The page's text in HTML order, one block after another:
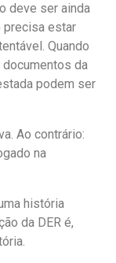
deve ser ainda
precisa estar
Quando
documentos da
podem ser
Ao contrário:
na
história
da DER é,